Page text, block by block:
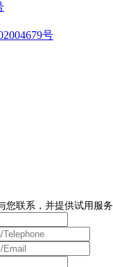
号
您联系，并提供试用服务